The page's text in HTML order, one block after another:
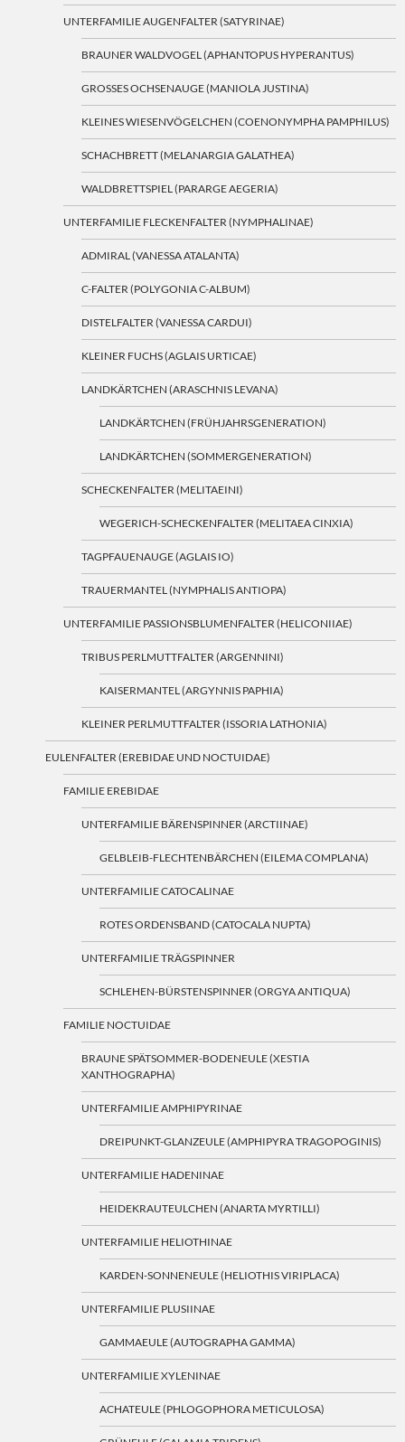
UNTERFAMILIE AUGENFALTER (SATYRINAE)
BRAUNER WALDVOGEL (APHANTOPUS HYPERANTUS)
GROSSES OCHSENAUGE (MANIOLA JUSTINA)
KLEINES WIESENVÖGELCHEN (COENONYMPHA PAMPHILUS)
SCHACHBRETT (MELANARGIA GALATHEA)
WALDBRETTSPIEL (PARARGE AEGERIA)
UNTERFAMILIE FLECKENFALTER (NYMPHALINAE)
ADMIRAL (VANESSA ATALANTA)
C-FALTER (POLYGONIA C-ALBUM)
DISTELFALTER (VANESSA CARDUI)
KLEINER FUCHS (AGLAIS URTICAE)
LANDKÄRTCHEN (ARASCHNIS LEVANA)
LANDKÄRTCHEN (FRÜHJAHRSGENERATION)
LANDKÄRTCHEN (SOMMERGENERATION)
SCHECKENFALTER (MELITAEINI)
WEGERICH-SCHECKENFALTER (MELITAEA CINXIA)
TAGPFAUENAUGE (AGLAIS IO)
TRAUERMANTEL (NYMPHALIS ANTIOPA)
UNTERFAMILIE PASSIONSBLUMENFALTER (HELICONIIAE)
TRIBUS PERLMUTTFALTER (ARGENNINI)
KAISERMANTEL (ARGYNNIS PAPHIA)
KLEINER PERLMUTTFALTER (ISSORIA LATHONIA)
EULENFALTER (EREBIDAE UND NOCTUIDAE)
FAMILIE EREBIDAE
UNTERFAMILIE BÄRENSPINNER (ARCTIINAE)
GELBLEIB-FLECHTENBÄRCHEN (EILEMA COMPLANA)
UNTERFAMILIE CATOCALINAE
ROTES ORDENSBAND (CATOCALA NUPTA)
UNTERFAMILIE TRÄGSPINNER
SCHLEHEN-BÜRSTENSPINNER (ORGYA ANTIQUA)
FAMILIE NOCTUIDAE
BRAUNE SPÄTSOMMER-BODENEULE (XESTIA
XANTHOGRAPHA)
UNTERFAMILIE AMPHIPYRINAE
DREIPUNKT-GLANZEULE (AMPHIPYRA TRAGOPOGINIS)
UNTERFAMILIE HADENINAE
HEIDEKRAUTEULCHEN (ANARTA MYRTILLI)
UNTERFAMILIE HELIOTHINAE
KARDEN-SONNENEULE (HELIOTHIS VIRIPLACA)
UNTERFAMILIE PLUSIINAE
GAMMAEULE (AUTOGRAPHA GAMMA)
UNTERFAMILIE XYLENINAE
ACHATEULE (PHLOGOPHORA METICULOSA)